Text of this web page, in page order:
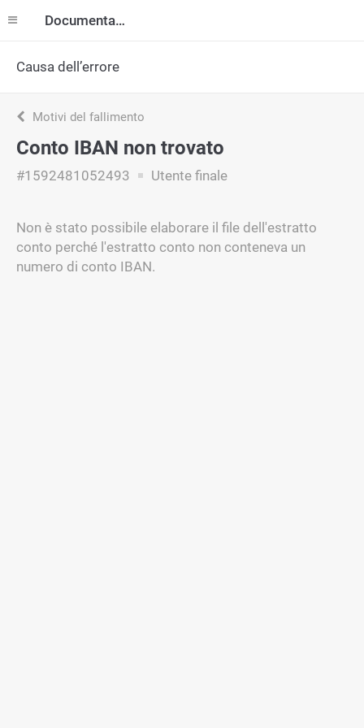
Documentazione
Causa dell’errore
Motivi del fallimento
Conto IBAN non trovato
#1592481052493 Utente finale
Non è stato possibile elaborare il file dell'estratto
conto perché l'estratto conto non conteneva un
numero di conto IBAN.